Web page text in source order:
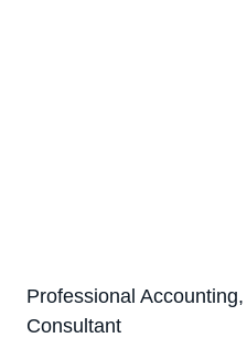
Professional
Consultant